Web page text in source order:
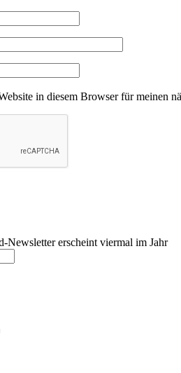
in diesem Browser für meinen
Newsletter erscheint viermal im Jahr